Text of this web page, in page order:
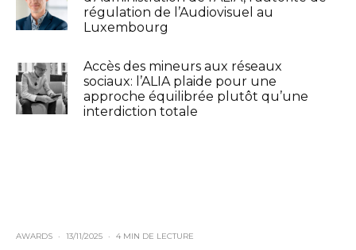
régulation de l’Audiovisuel au
Luxembourg
Accès des mineurs aux réseaux
sociaux: l’ALIA plaide pour une
approche équilibrée plutôt qu’une
interdiction totale
AWARDS · 13/11/2025 · 4 MIN DE LECTURE